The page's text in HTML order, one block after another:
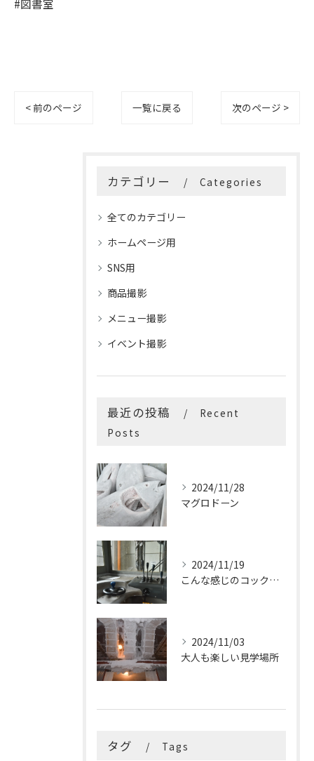
#図書室
< 前のページ 一覧に戻る 次のページ >
カテゴリー Categories
全てのカテゴリー
ホームページ用
SNS用
商品撮影
メニュー撮影
イベント撮影
最近の投稿
Recent
Posts
2024/11/28
マグロドーン
2024/11/19
こんな感じのコックピットはたまらないです
2024/11/03
大人も楽しい見学場所
タグ Tags